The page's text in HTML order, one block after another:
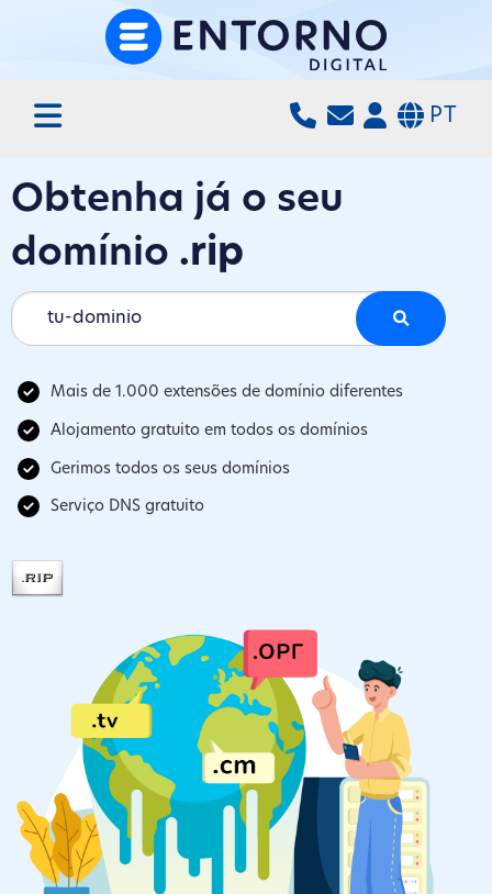
PT
Obtenha já o seu
domínio .rip
Mais de 1.000 extensões de domínio diferentes
Alojamento gratuito em todos os domínios
Gerimos todos os seus domínios
Serviço DNS gratuito